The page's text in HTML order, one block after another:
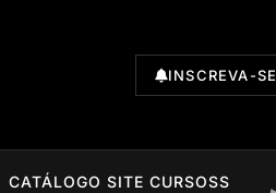
INSCREVA-SE
CATÁLOGO SITE CURSOSS